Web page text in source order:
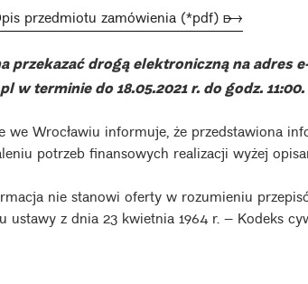
przedmiotu zamówienia (*pdf) ➸
przekazać drogą elektroniczną na adres
w terminie do 18.05.2021 r. do godz. 11:00.
we Wrocławiu informuje, że przedstawiona
potrzeb finansowych realizacji wyżej
nie stanowi oferty w rozumieniu
z dnia 23 kwietnia 1964 r. – Kodeks